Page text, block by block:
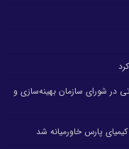
در شورای سازمان بهینه‌سازی و
پارس خاورمیانه شد